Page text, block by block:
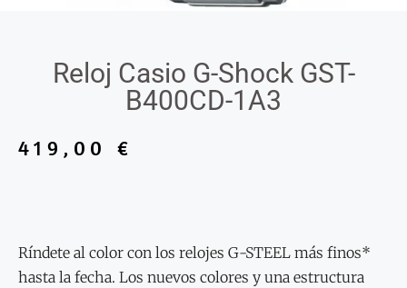
Reloj Casio G-Shock GST-
B400CD-1A3
419,00 €
Ríndete al color con los relojes G-STEEL más finos*
hasta la fecha. Los nuevos colores y una estructura